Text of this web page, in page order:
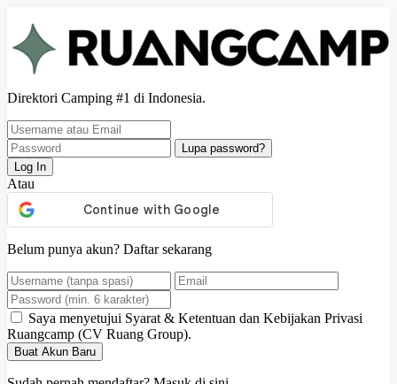
Direktori Camping #1 di Indonesia.
Lupa password?
Log In
Atau
Belum punya akun? Daftar sekarang
Saya menyetujui Syarat & Ketentuan dan Kebijakan Privasi
Ruangcamp (CV Ruang Group).
Buat Akun Baru